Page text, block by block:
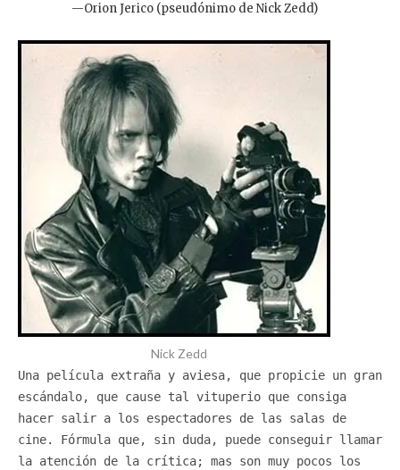
—Orion Jerico (pseudónimo de Nick Zedd)
Nick Zedd
Una película extraña y aviesa, que propicie un gran
escándalo, que cause tal vituperio que consiga
hacer salir a los espectadores de las salas de
cine. Fórmula que, sin duda, puede conseguir llamar
la atención de la crítica; mas son muy pocos los